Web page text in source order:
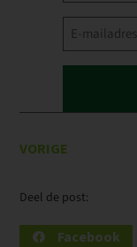
mailadres
(Vereist)
VORIGE
Deel de post:
Facebook